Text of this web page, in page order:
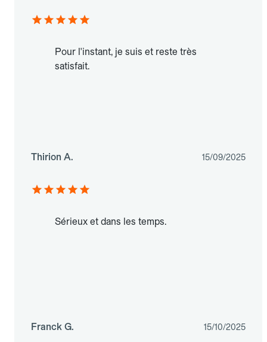
Pour l'instant, je suis et reste très
satisfait.
Thirion A. 15/09/2025
Sérieux et dans les temps.
Franck G. 15/10/2025